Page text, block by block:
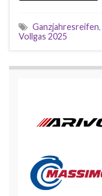
Ganzjahresreifen,
Vollgas 2025